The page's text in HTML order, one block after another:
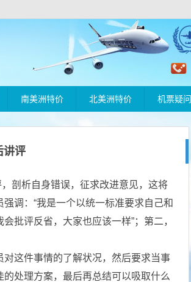
南美洲特价 北美洲特价 机票疑问
讲评
剖析自身错误，征求改进意见，这将
调： “我是一个以统一标准要求自己和
批评反省，大家也应该一样”；第二，
这件事情的了解状况，然后要求当事
处理方案，最后再总结可以吸取什么